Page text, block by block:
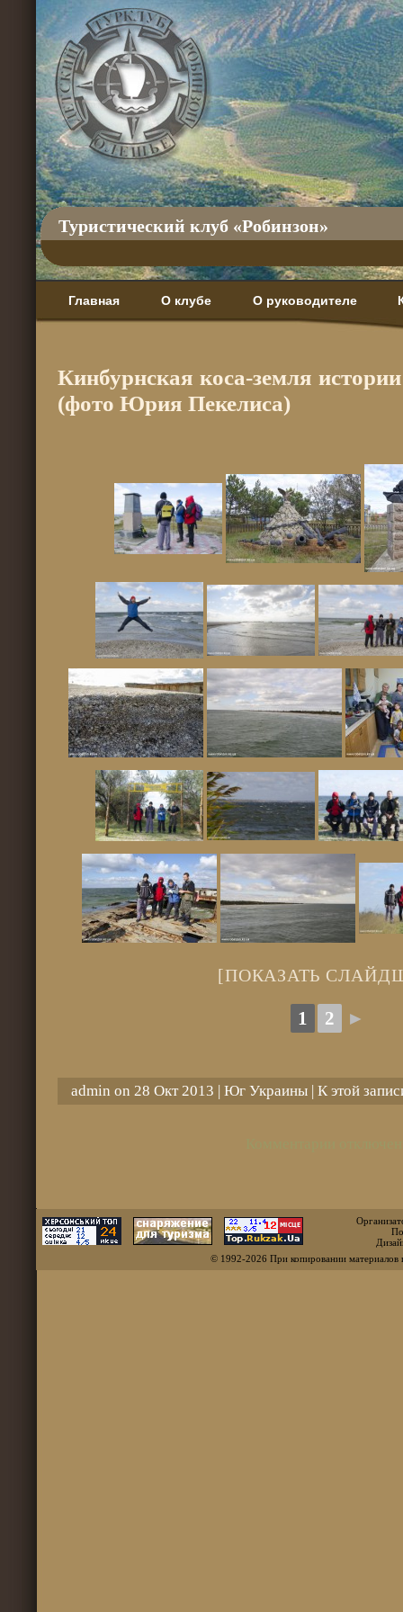
Туристический клуб «Робинзон»
Главная О клубе О руководителе
Кинбурнская коса-земля
(фото Юрия Пекелиса)
[ПОКАЗАТЬ
1 2 ►
admin on 28 Окт 2013 | Юг Украины| К этой
© 1992-2026 При копировании материалов